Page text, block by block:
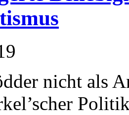
nicht als